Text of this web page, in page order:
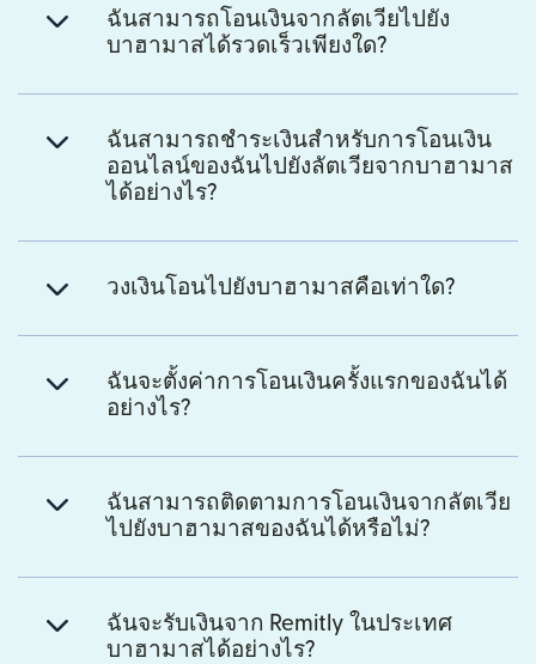
ฉันสามารถโอนเงินจากลัตเวียไปยัง
บาฮามาสได้รวดเร็วเพียงใด?
ฉันสามารถชำระเงินสำหรับการโอนเงิน
ออนไลน์ของฉันไปยังลัตเวียจากบาฮามาส
ได้อย่างไร?
วงเงินโอนไปยังบาฮามาสคือเท่าใด?
ฉันจะตั้งค่าการโอนเงินครั้งแรกของฉันได้
อย่างไร?
ฉันสามารถติดตามการโอนเงินจากลัตเวีย
ไปยังบาฮามาสของฉันได้หรือไม่?
ฉันจะรับเงินจาก Remitly ในประเทศ
บาฮามาสได้อย่างไร?